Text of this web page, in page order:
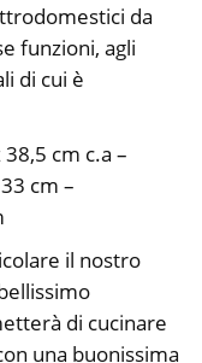
da
funzioni, agli
di cui è
cm c.a –
cm –
il nostro
di cucinare
una buonissima